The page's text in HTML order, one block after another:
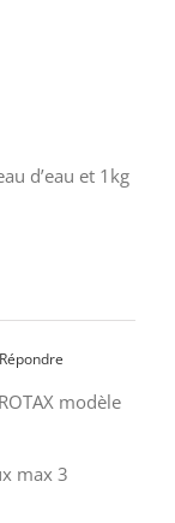
d’eau et 1kg
modèle
max 3